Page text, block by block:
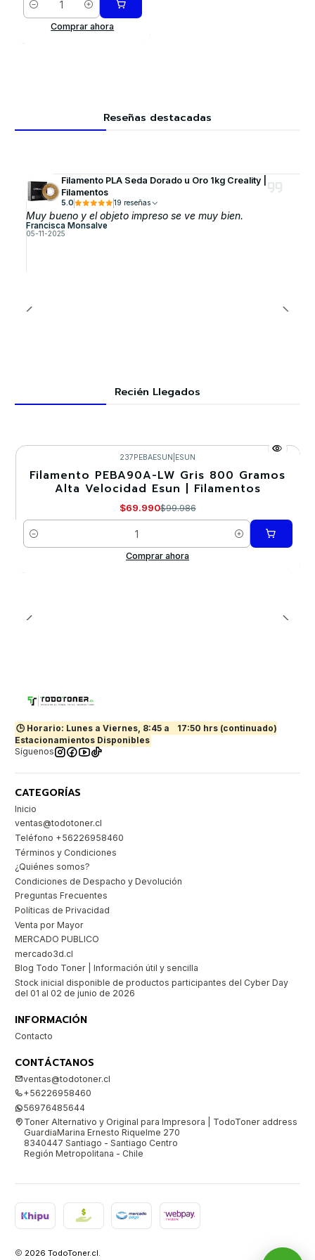
Cantidad
Comprar ahora
Reseñas destacadas
Filamento PLA Seda Dorado u Oro 1kg Creality |
Filamentos
5.0 19 reseñas
Muy bueno y el objeto impreso se ve muy bien.
Francisca Monsalve
05-11-2025
Recién Llegados
-30%
237PEBAESUN ESUN
Filamento PEBA90A-LW Gris 800 Gramos
Alta Velocidad Esun | Filamentos
$69.990$99.986
Cantidad
Comprar ahora
🕒 Horario: Lunes a Viernes, 8:45 a
17:50 hrs (continuado)
Estacionamientos Disponibles
Síguenos
CATEGORÍAS
Inicio
ventas@todotoner.cl
Teléfono +56226958460
Términos y Condiciones
¿Quiénes somos?
Condiciones de Despacho y Devolución
Preguntas Frecuentes
Políticas de Privacidad
Venta por Mayor
MERCADO PUBLICO
mercado3d.cl
Blog Todo Toner | Información útil y sencilla
Stock inicial disponible de productos participantes del Cyber Day
del 01 al 02 de junio de 2026
INFORMACIÓN
Contacto
CONTÁCTANOS
ventas@todotoner.cl
+56226958460
56976485644
Toner Alternativo y Original para Impresora | TodoToner address
GuardiaMarina Ernesto Riquelme 270
8340447 Santiago - Santiago Centro
Región Metropolitana - Chile
2026 TodoToner.cl.